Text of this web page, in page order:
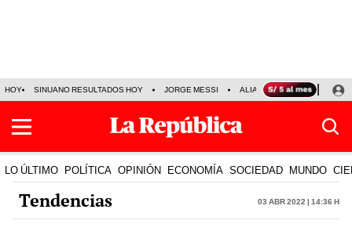
HOY SINUANO RESULTADOS HOY JORGE MESSI ALIANZA LIMA VS SPORT
LO ÚLTIMO POLÍTICA OPINIÓN ECONOMÍA SOCIEDAD MUNDO
Tendencias 03 Abr 2022 | 14:36 h